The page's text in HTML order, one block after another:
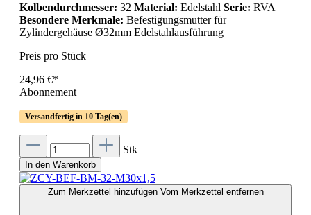
Kolbendurchmesser: 32 Material: Edelstahl Serie: RVA
Besondere Merkmale: Befestigungsmutter für
Zylindergehäuse Ø32mm Edelstahlausführung
Preis pro Stück
24,96 €*
Abonnement
Versandfertig in 10 Tag(en)
Stk
In den Warenkorb
Zum Merkzettel hinzufügen Vom Merkzettel entfernen